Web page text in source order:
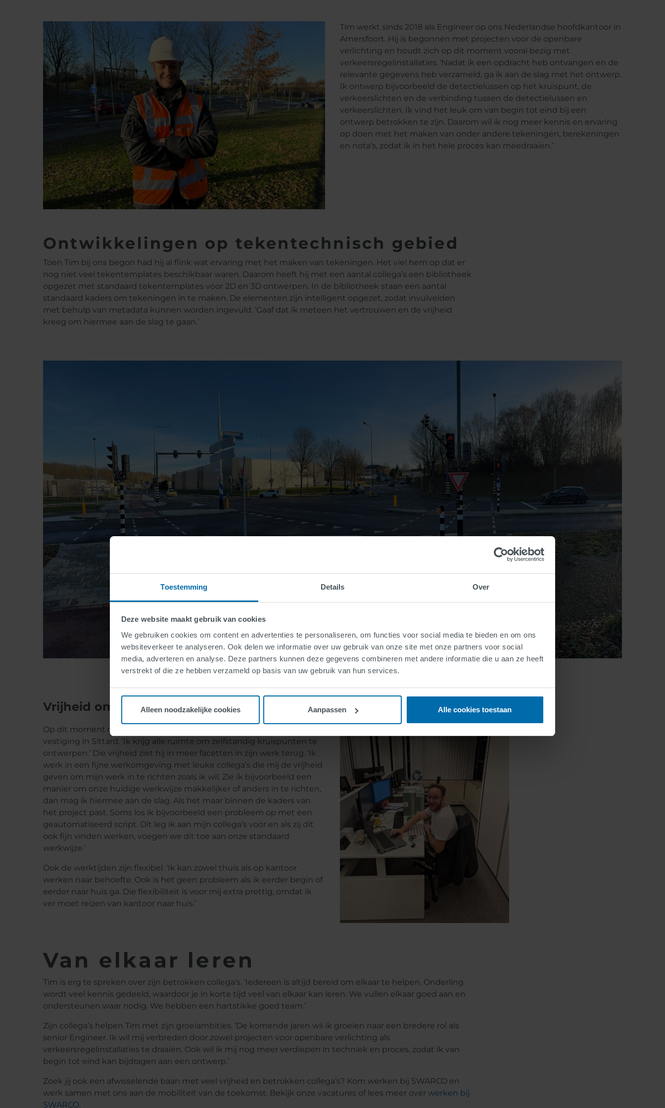
Toestemming Details Over
Deze website maakt gebruik van cookies
We gebruiken cookies om content en advertenties te personaliseren, om functies voor social media te bieden en om ons
websiteverkeer te analyseren. Ook delen we informatie over uw gebruik van onze site met onze partners voor social
media, adverteren en analyse. Deze partners kunnen deze gegevens combineren met andere informatie die u aan ze heeft
verstrekt of die ze hebben verzameld op basis van uw gebruik van hun services.
Alleen noodzakelijke cookies Aanpassen Alle cookies toestaan
Tim werkt sinds 2018 als Engineer op ons Nederlandse hoofdkantoor in
Amersfoort. Hij is begonnen met projecten voor de openbare
verlichting en houdt zich op dit moment vooral bezig met
verkeersregelinstallaties. ‘Nadat ik een opdracht heb ontvangen en de
relevante gegevens heb verzameld, ga ik aan de slag met het ontwerp.
Ik ontwerp bijvoorbeeld de detectielussen op het kruispunt, de
verkeerslichten en de verbinding tussen de detectielussen en
verkeerslichten. Ik vind het leuk om van begin tot eind bij een
ontwerp betrokken te zijn. Daarom wil ik nog meer kennis en ervaring
op doen met het maken van onder andere tekeningen, berekeningen
en nota’s, zodat ik in het hele proces kan meedraaien.’
Ontwikkelingen op tekentechnisch gebied
Toen Tim bij ons begon had hij al flink wat ervaring met het maken van tekeningen. Het viel hem op dat er
nog niet veel tekentemplates beschikbaar waren. Daarom heeft hij met een aantal collega’s een bibliotheek
opgezet met standaard tekentemplates voor 2D en 3D ontwerpen. In de bibliotheek staan een aantal
standaard kaders om tekeningen in te maken. De elementen zijn intelligent opgezet, zodat invulvelden
met behulp van metadata kunnen worden ingevuld. ‘Gaaf dat ik meteen het vertrouwen en de vrijheid
kreeg om hiermee aan de slag te gaan.’
Vrijheid om te innoveren
Op dit moment ontwerpt Tim verkeersregelinstallaties voor onze
vestiging in Sittard. ‘Ik krijg alle ruimte om zelfstandig kruispunten te
ontwerpen.’ Die vrijheid ziet hij in meer facetten in zijn werk terug. ‘Ik
werk in een fijne werkomgeving met leuke collega’s die mij de vrijheid
geven om mijn werk in te richten zoals ik wil. Zie ik bijvoorbeeld een
manier om onze huidige werkwijze makkelijker of anders in te richten,
dan mag ik hiermee aan de slag. Als het maar binnen de kaders van
het project past. Soms los ik bijvoorbeeld een probleem op met een
geautomatiseerd script. Dit leg ik aan mijn collega’s voor en als zij dit
ook fijn vinden werken, voegen we dit toe aan onze standaard
werkwijze.’
Ook de werktijden zijn flexibel. ‘Ik kan zowel thuis als op kantoor
werken naar behoefte. Ook is het geen probleem als ik eerder begin of
eerder naar huis ga. Die flexibiliteit is voor mij extra prettig, omdat ik
ver moet reizen van kantoor naar huis.’
Van elkaar leren
Tim is erg te spreken over zijn betrokken collega’s. ‘Iedereen is altijd bereid om elkaar te helpen. Onderling
wordt veel kennis gedeeld, waardoor je in korte tijd veel van elkaar kan leren. We vullen elkaar goed aan en
ondersteunen waar nodig. We hebben een hartstikke goed team.’
Zijn collega’s helpen Tim met zijn groeiambities. ‘De komende jaren wil ik groeien naar een bredere rol als
senior Engineer. Ik wil mij verbreden door zowel projecten voor openbare verlichting als
verkeersregelinstallaties te draaien. Ook wil ik mij nog meer verdiepen in techniek en proces, zodat ik van
begin tot eind kan bijdragen aan een ontwerp.’
Zoek jij ook een afwisselende baan met veel vrijheid en betrokken collega’s? Kom werken bij SWARCO en
werk samen met ons aan de mobiliteit van de toekomst. Bekijk onze vacatures of lees meer over werken bij
SWARCO.